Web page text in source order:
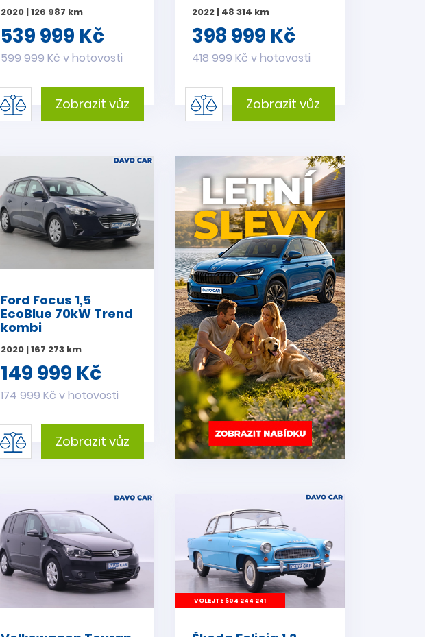
2020 | 126 987 km
539 999 Kč
599 999 Kč v hotovosti
Zobrazit vůz
2022 | 48 314 km
398 999 Kč
418 999 Kč v hotovosti
Zobrazit vůz
Ford Focus 1,5
EcoBlue 70kW Trend
kombi
2020 | 167 273 km
149 999 Kč
174 999 Kč v hotovosti
Zobrazit vůz
VOLEJTE 604 244 241